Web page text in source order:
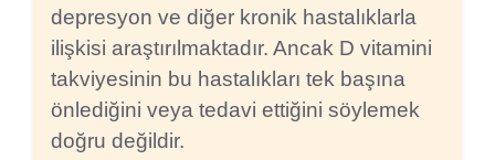
depresyon ve diğer kronik hastalıklarla
ilişkisi araştırılmaktadır. Ancak D vitamini
takviyesinin bu hastalıkları tek başına
önlediğini veya tedavi ettiğini söylemek
doğru değildir.